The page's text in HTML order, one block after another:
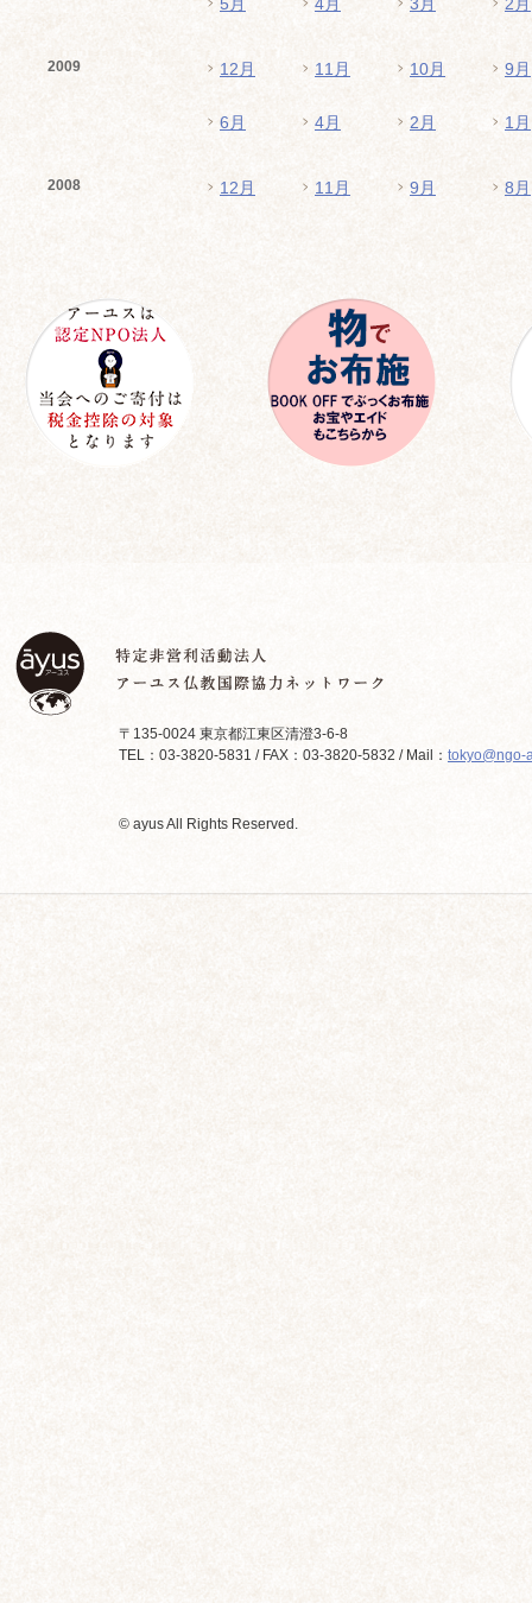
2009 12月 11月 10月 9月
6月 4月 2月 1月
2008 12月 11月 9月 8月
〒135-0024 東京都江東区清澄3-6-8
TEL：03-3820-5831 / FAX：03-3820-5832 / Mail： tokyo@ngo-
© ayus All Rights Reserved.